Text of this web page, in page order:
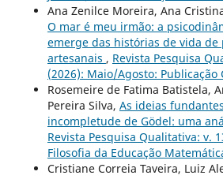
Ana Zenilce Moreira, Ana
O mar é meu irmão: a
emerge das histórias de vida de
artesanais , Revista Pesquisa
(2026): Maio/Agosto: Publicação
Rosemeire de Fatima Batistela,
Pereira Silva, As ideias
incompletude de Gödel: uma
Revista Pesquisa Qualitativa: v.
Filosofia da Educação
Cristiane Correia Taveira, Luiz